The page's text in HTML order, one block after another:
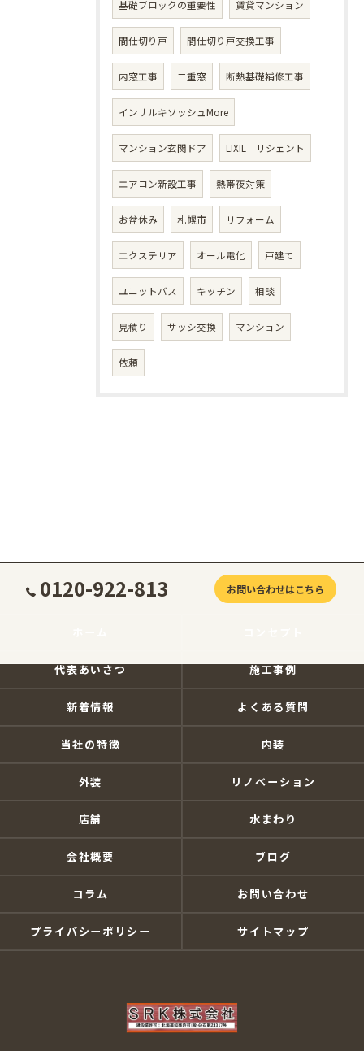
基礎ブロックの重要性 賃貸マンション
間仕切り戸 間仕切り戸交換工事
内窓工事 二重窓 断熱基礎補修工事
インサルキソッシュMore
マンション玄関ドア LIXIL リシェント
エアコン新設工事 熱帯夜対策
お盆休み 札幌市 リフォーム
エクステリア オール電化 戸建て
ユニットバス キッチン 相談
見積り サッシ交換 マンション
依頼
0120-922-813 お問い合わせはこちら
代表あいさつ 施工事例
新着情報 よくある質問
当社の特徴 内装
外装 リノベーション
店舗 水まわり
会社概要 ブログ
コラム お問い合わせ
プライバシーポリシー サイトマップ